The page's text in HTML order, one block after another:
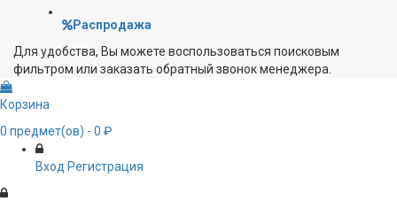
Распродажа
Для удобства, Вы можете воспользоваться поисковым
фильтром или заказать обратный звонок менеджера.
Корзина
0 предмет(ов) - 0 ₽
Вход Регистрация